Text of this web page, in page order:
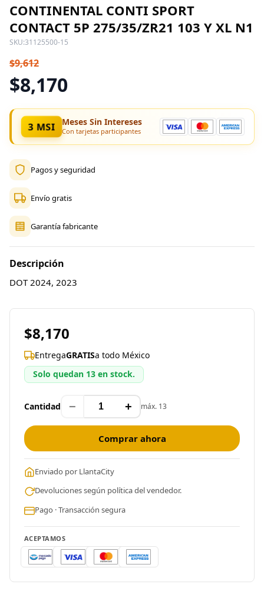
CONTINENTAL CONTI SPORT
CONTACT 5P 275/35/ZR21 103 Y XL N1
SKU:31125500-15
$9,612
$8,170
3 MSI Meses Sin Intereses
Con tarjetas participantes
Pagos y seguridad
Envío gratis
Garantía fabricante
Descripción
DOT 2024, 2023
$8,170
EntregaGRATISa todo México
Solo quedan 13 en stock.
Cantidad − + máx. 13
Comprar ahora
Enviado por LlantaCity
Devoluciones según política del vendedor.
Pago · Transacción segura
ACEPTAMOS